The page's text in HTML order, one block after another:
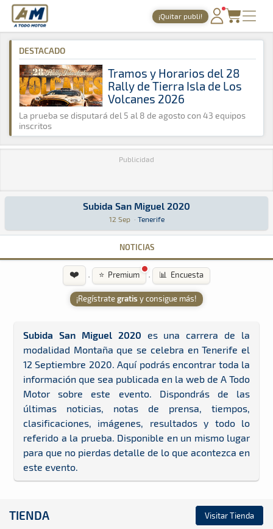
A Todo Motor · Revista del motor desde 1999
¡Quitar publi!
PORTADA
TIEMPOS ONLINE
NOTICIAS
AGENDA
GALERÍAS
A Todo Motor » Agenda » 2020 » Septiembre
DESTACADO
Tramos y Horarios del 28
Rally de Tierra Isla de Los
Volcanes 2026
La prueba se disputará del 5 al 8 de agosto con 43 equipos
inscritos
Publicidad
Subida San Miguel 2020
12 Sep · Tenerife
Montaña · Subida San Miguel 2020: Aquí podrás encontrar toda
NOTICIAS
❤️ · ⭐ Premium · 📊 Encuesta
¡Regístrategratis y consigue más!
Subida San Miguel 2020 es una carrera de la
modalidad Montaña que se celebra en Tenerife el
12 Septiembre 2020. Aquí podrás encontrar toda la
información que sea publicada en la web de A Todo
Motor sobre este evento. Dispondrás de las
últimas noticias, notas de prensa, tiempos,
clasificaciones, imágenes, resultados y todo lo
referido a la prueba. Disponible en un mismo lugar
para que no pierdas detalle de lo que acontezca en
este evento.
TIENDA Visitar Tienda